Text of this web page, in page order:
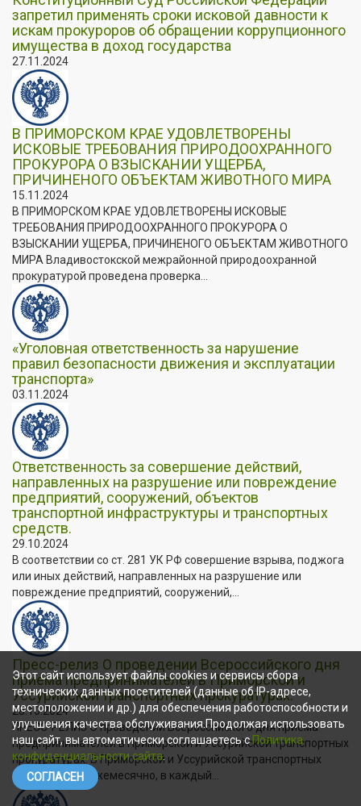
запретил применять сроки исковой давности к
искам прокуроров об обращении коррупционного
имущества в доход государства
27.11.2024
В ПРИМОРСКОМ КРАЕ УДОВЛЕТВОРЕНЫ
ИСКОВЫЕ ТРЕБОВАНИЯ ПРИРОДООХРАННОГО
ПРОКУРОРА О ВЗЫСКАНИИ УЩЕРБА,
ПРИЧИНЕНОГО ОБЪЕКТАМ ЖИВОТНОГО МИРА
15.11.2024
В ПРИМОРСКОМ КРАЕ УДОВЛЕТВОРЕНЫ ИСКОВЫЕ
ТРЕБОВАНИЯ ПРИРОДООХРАННОГО ПРОКУРОРА О
ВЗЫСКАНИИ УЩЕРБА, ПРИЧИНЕНОГО ОБЪЕКТАМ ЖИВОТНОГО
МИРА Владивостокской межрайонной природоохранной
прокуратурой проведена проверка...
«Уголовная ответственность за нарушение
правил безопасности движения и эксплуатации
транспорта»
03.11.2024
Ответственность за совершение действий,
направленных на разрушение или повреждение
предприятий, сооружений, объектов
транспортной инфраструктуры и транспортных
средств.
29.10.2024
В соответствии со ст. 281 УК РФ совершение взрыва, поджога
или иных действий, направленных на разрушение или
повреждение предприятий, сооружений,...
Пресс-релиз О проведении Всероссийского дня
приема предпринимателей в Приморской и
Уссурийской транспортных прокуратурах.
28.10.2024
ПРЕСС-РЕЛИЗ О проведении Всероссийского дня приема
предпринимателей в Приморской и Уссурийской транспортных
прокуратурах. В Приморской и Уссурийской транспортных
прокуратурах ежемесячно, в каждый...
Этот сайт использует файлы cookies и сервисы сбора
технических данных посетителей (данные об IP-адресе,
местоположении и др.) для обеспечения работоспособности и
улучшения качества обслуживания.Продолжая использовать
наш сайт, вы автоматически соглашаетесь сПолитика
конфиденциальности сайта.
СОГЛАСЕН